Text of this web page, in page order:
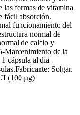
las formas de vitamina
fácil absorción.
funcionamiento del
normal de
de calcio y
Mantenimiento de la
cápsula al día
Solgar.
(100 µg)